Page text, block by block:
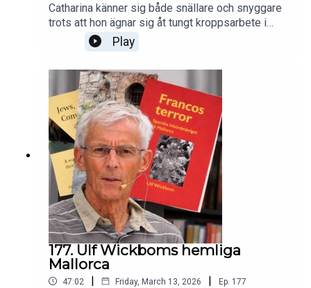
Catharina känner sig både snällare och snyggare
trots att hon ägnar sig åt tungt kroppsarbete i
trädgården. Helena är tidsmiljonär och satsar på
att hennes biologiska ålder är 25. Men mest av
Balance som berättar om sin spännande
verksamhet och hur det funkar med longevity och
hjärnhälsa. Rabattkoden till Mallorcapoddens
lyssnare: BBMA26.
Play
177. Ulf Wickboms hemliga
Mallorca
47:02 | Friday, March 13, 2026 | Ep. 177